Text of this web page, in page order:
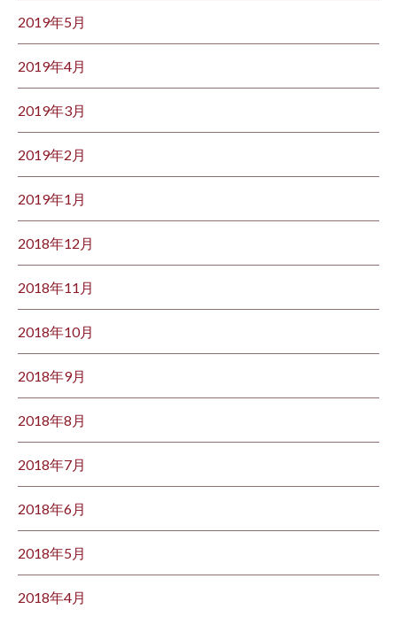
2019年5月
2019年4月
2019年3月
2019年2月
2019年1月
2018年12月
2018年11月
2018年10月
2018年9月
2018年8月
2018年7月
2018年6月
2018年5月
2018年4月